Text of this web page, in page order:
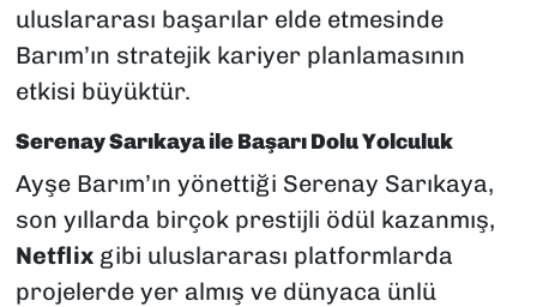
uluslararası başarılar elde etmesinde
Barım’ın stratejik kariyer planlamasının
etkisi büyüktür.
Serenay Sarıkaya ile Başarı Dolu Yolculuk
Ayşe Barım’ın yönettiği Serenay Sarıkaya,
son yıllarda birçok prestijli ödül kazanmış,
Netflixgibi uluslararası platformlarda
projelerde yer almış ve dünyaca ünlü